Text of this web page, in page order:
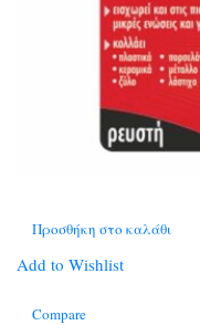
Προσθήκη στο καλάθι
Add to Wishlist
Compare